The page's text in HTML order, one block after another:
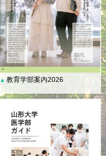
▲ 教育学部案内2026